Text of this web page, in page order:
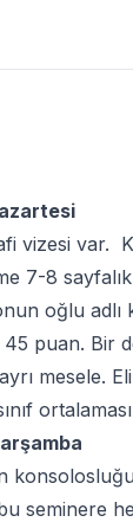
vizesi var.
7-8
oğlu adlı
puan. Bir
mesele.
seminere